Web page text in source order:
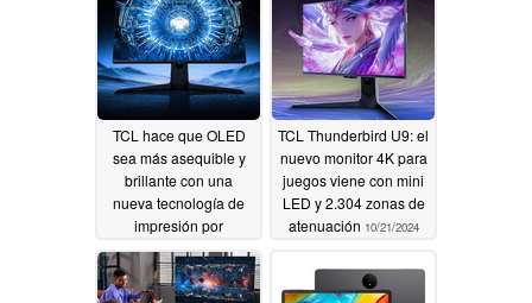
TCL hace que OLED
sea más asequible y
brillante con una
nueva tecnología de
impresión por
inyección de tinta
10/28/2024
TCL Thunderbird U9: el
nuevo monitor 4K para
juegos viene con mini
LED y 2.304 zonas de
atenuación 10/21/2024